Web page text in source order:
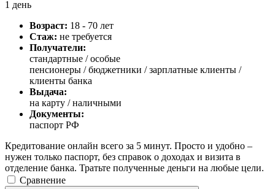
1 день
Возраст: 18 - 70 лет
Стаж: не требуется
Получатели:
стандартные /особые
пенсионеры / бюджетники / зарплатные клиенты /
клиенты банка
Выдача:
на карту / наличными
Документы:
паспорт РФ
Кредитование онлайн всего за 5 минут. Просто и удобно –
нужен только паспорт, без справок о доходах и визита в
отделение банка. Тратьте полученные деньги на любые цели.
Сравнение